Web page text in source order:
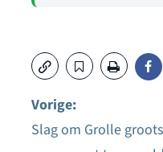
Vorige:
Slag om Grolle